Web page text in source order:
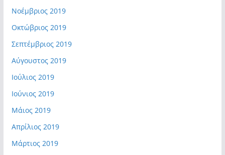
Νοέμβριος 2019
Οκτώβριος 2019
Σεπτέμβριος 2019
Αύγουστος 2019
Ιούλιος 2019
Ιούνιος 2019
Μάιος 2019
Απρίλιος 2019
Μάρτιος 2019